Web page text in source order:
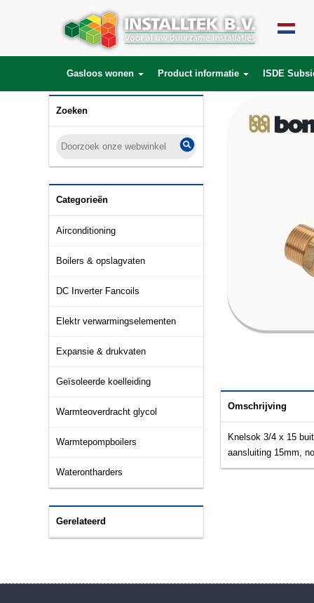
Gasloos wonen Product informatie ISDE
Zoeken
Categorieën
Airconditioning
Boilers & opslagvaten
DC Inverter Fancoils
Elektr verwarmingselementen
Expansie & drukvaten
Geïsoleerde koelleiding
Warmteoverdracht glycol
Warmtepompboilers
Waterontharders
Gerelateerd
Omschrijving
Knelsok 3/4 x 15
aansluiting 15mm,